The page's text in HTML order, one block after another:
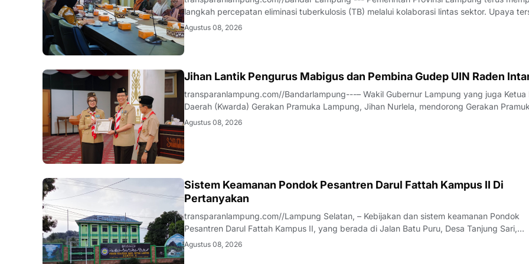
langkah percepatan eliminasi tuberkulosis (TB) melalui kolaborasi lintas sektor. Upaya
diwujudkan melalui Rapat Koordinasi Tim Percepatan Penanggulangan Tuberkulosis
Agustus 08, 2026
.LAMPUNG Jihan Lantik Pengurus Mabigus dan Pembina Gudep UIN Raden
transparanlampung.com//Bandarlampung---– Wakil Gubernur Lampung yang juga Ketua
Daerah (Kwarda) Gerakan Pramuka Lampung, Jihan Nurlela, mendorong Gerakan
Raden Intan Lampung untuk memperkuat pendidikan karakter dan menyiapkan generasi
Agustus 08, 2026
LAMPUNG
Sistem Keamanan Pondok Pesantren Darul Fattah Kampus II Di
Pertanyakan
transparanlampung.com//Lampung Selatan, – Kebijakan dan sistem keamanan Pondok
Pesantren Darul Fattah Kampus II, yang berada di Jalan Batu Puru, Desa Tanjung Sari,
Kecamatan Natar, Kabupaten Lampung Selatan, dipertanyakan salah seorang keluarga
Agustus 08, 2026